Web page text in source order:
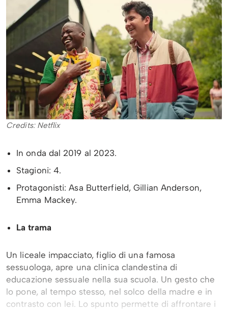
Credits: Netflix
In onda dal 2019 al 2023.
Stagioni: 4.
Protagonisti: Asa Butterfield, Gillian Anderson,
Emma Mackey.
La trama
Un liceale impacciato, figlio di una famosa
sessuologa, apre una clinica clandestina di
educazione sessuale nella sua scuola. Un gesto che
lo pone, al tempo stesso, nel solco della madre e in
contrasto con lei. Lo spunto permette di affrontare i